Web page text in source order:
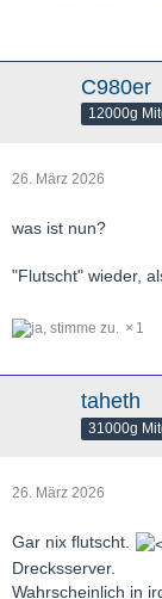
C980er
12000g
26. März 2026
was ist nun?
"Flutscht" wieder,
1
taheth
31000g
26. März 2026
Gar nix flutscht.
Drecksserver.
Wahrscheinlich in